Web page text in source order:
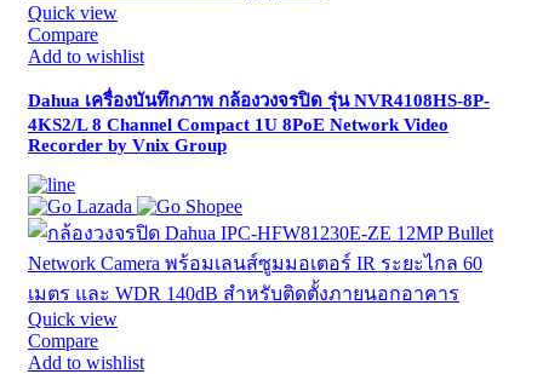
Quick view
Compare
Add to wishlist
Dahua เครื่องบันทึกภาพ กล้องวงจรปิด รุ่น NVR4108HS-8P-
4KS2/L 8 Channel Compact 1U 8PoE Network Video
Recorder by Vnix Group
Quick view
Compare
Add to wishlist